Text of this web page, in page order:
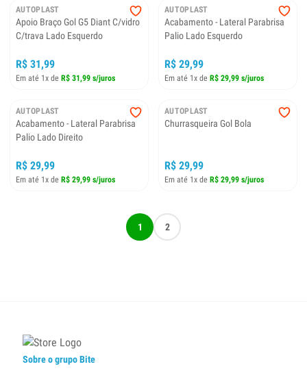
AUTOPLAST
Apoio Braço Gol G5 Diant C/vidro
C/trava Lado Esquerdo
R$ 31,99
Em até 1x de R$ 31,99 s/juros
AUTOPLAST
Acabamento - Lateral Parabrisa
Palio Lado Esquerdo
R$ 29,99
Em até 1x de R$ 29,99 s/juros
AUTOPLAST
Acabamento - Lateral Parabrisa
Palio Lado Direito
R$ 29,99
Em até 1x de R$ 29,99 s/juros
AUTOPLAST
Churrasqueira Gol Bola
R$ 29,99
Em até 1x de R$ 29,99 s/juros
1 2
Sobre o grupo Bite